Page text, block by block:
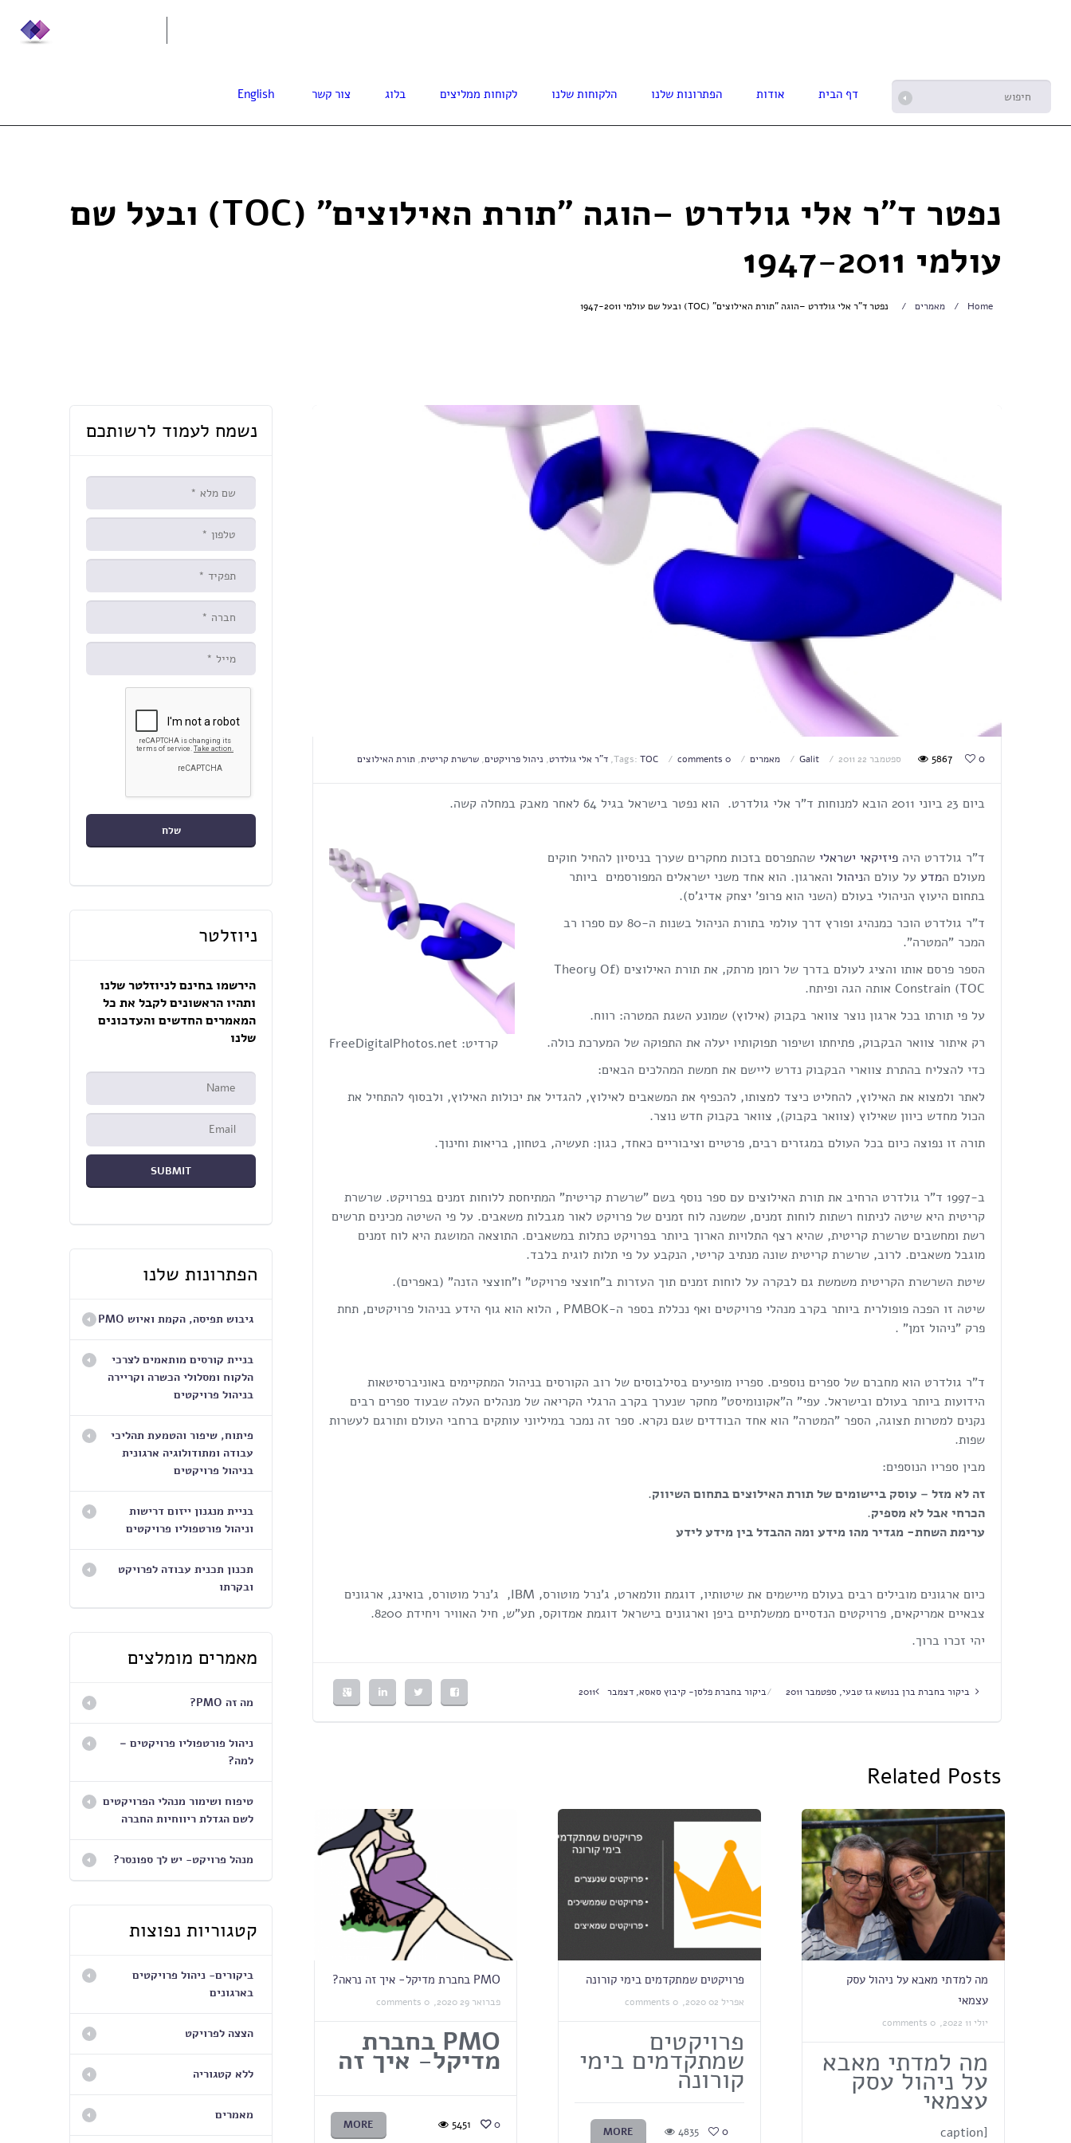
דף הבית אודות הפתרונות שלנו הלקוחות שלנו לקוחות ממליצים בלוג צור קשר English
נפטר ד"ר אלי גולדרט –הוגה "תורת האילוצים" (TOC) ובעל שם
עולמי 1947-2011
Home מאמרים נפטר ד"ר אלי גולדרט –הוגה "תורת האילוצים" (TOC) ובעל שם עולמי 1947-2011
ספטמבר 22 2011 Galit מאמרים 0 comments
Tags: TOC
, ד"ר אלי גולדרט, ניהול פרויקטים, שרשרת קריטית, תורת האילוצים 5867 0
ביום 23 ביוני 2011 הובא למנוחות ד"ר אלי גולדרט. הוא נפטר בישראל בגיל 64 לאחר מאבק במחלה קשה.
קרדיט: FreeDigitalPhotos.net
ד"ר גולדרט היה פיזיקאי ישראלי שהתפרסם בזכות מחקרים שערך בניסיון להחיל חוקים
מעולם המדע על עולם הניהול והארגון. הוא אחד משני ישראלים המפורסמים ביותר
בתחום היעוץ הניהולי בעולם (השני הוא פרופ' יצחק אדיג'ס).
ד"ר גולדרט הוכר כמנהיג ופורץ דרך עולמי בתורת הניהול בשנות ה-80 עם ספרו רב
המכר "המטרה".
הספר פרסם אותו והציג לעולם בדרך של רומן מרתק, את תורת האילוצים (Theory Of
Constrain (TOC אותה הגה ופיתח.
על פי תורתו בכל ארגון נוצר צוואר בקבוק (אילוץ) שמונע השגת המטרה: רווח.
רק איתור צוואר הבקבוק, פתיחתו ושיפור תפוקותיו יעלה את התפוקה של המערכת כולה.
כדי להצליח בהתרת צווארי הבקבוק נדרש ליישם את חמשת המהלכים הבאים:
לאתר ולמצוא את האילוץ, להחליט כיצד למצותו, להכפיף את המשאבים לאילוץ, להגדיל את יכולות האילוץ, ולבסוף להתחיל את
הכול מחדש כיוון שאילוץ (צוואר בקבוק), צוואר בקבוק חדש נוצר.
תורה זו נפוצה כיום בכל העולם במגזרים רבים, פרטיים וציבוריים כאחד, כגון: תעשיה, בטחון, בריאות וחינוך.
ב-1997 ד"ר גולדרט הרחיב את תורת האילוצים עם ספר נוסף בשם "שרשרת קריטית" המתיחסת ללוחות זמנים בפרויקט. שרשרת
קריטית היא שיטה לניתוח רשתות לוחות זמנים, שמשנה לוח זמנים של פרויקט לאור מגבלות משאבים. על פי השיטה מכינים תרשים
רשת ומחשבים שרשרת קריטית, שהיא רצף התלויות הארוך ביותר בפרויקט כתלות במשאבים. התוצאה המושגת היא לוח זמנים
מוגבל משאבים. לרוב, שרשרת קריטית שונה מנתיב קריטי, הנקבע על פי תלות לוגית בלבד.
שיטת השרשרת הקריטית משמשת גם לבקרה על לוחות זמנים תוך העזרות ב"חוצצי פרויקט" ו"חוצצי הזנה" (באפרים).
שיטה זו הפכה פופולרית ביותר בקרב מנהלי פרויקטים ואף נכללת בספר ה-PMBOK , הלוא הוא גוף הידע בניהול פרויקטים, תחת
פרק "ניהול זמן" .
ד"ר גולדרט הוא מחברם של ספרים נוספים. ספריו מופיעים בסילבוסים של רוב הקורסים בניהול המתקיימים באוניברסיטאות
הידועות ביותר בעולם ובישראל. עפי" ה"אקונומיסט" מחקר שנערך בקרב הרגלי הקריאה של מנהלים העלה שבעוד ספרים רבים
נקנים למטרות תצוגה, הספר "המטרה" הוא אחד הבודדים שגם נקרא. ספר זה נמכר במיליוני עותקים ברחבי העולם ותורגם לעשרות
שפות.
מבין ספריו הנוספים:
זה לא מזל – עוסק ביישומים של תורת האילוצים בתחום השיווק.
הכרחי אבל לא מספיק.
ערימת השחת- מגדיר מהו מידע ומה ההבדל בין מידע לידע
כיום ארגונים מובילים רבים בעולם מיישמים את שיטותיו, דוגמת וולמארט, ג'נרל מוטורס, IBM, ג'נרל מוטורס, בואינג, ארגונים
צבאיים אמריקאים, פרויקטים הנדסיים ממשלתיים ביפן וארגונים בישראל דוגמת אמדוקס, תע"ש, חיל האוויר ויחידת 8200.
יהי זכרו ברוך.
ביקור בחברת ברן בנושא גז טבעי, ספטמבר 2011 ביקור בחברת פלסן- קיבוץ סאסא, דצמבר 2011
Related Posts
מה למדתי מאבא על ניהול עסק
עצמאי
יולי 11 2022, 0 comments
מה למדתי מאבא
על ניהול עסק
עצמאי
[caption
פרויקטים שמתקדמים בימי קורונה
אפריל 02 2020, 0 comments
פרויקטים
שמתקדמים בימי
קורונה
MORE 4835 0
PMO בחברת מדיקל- איך זה נראה?
פברואר 29 2020, 0 comments
PMO בחברת
מדיקל- איך זה
MORE 5451 0
נשמח לעמוד לרשותכם
ניוזלטר
הירשמו בחינם לניוזלטר שלנו
ותהיו הראשונים לקבל את כל
המאמרים החדשים והעדכונים
שלנו
הפתרונות שלנו
גיבוש תפיסה, הקמת ואיוש PMO
בניית קורסים מותאמים לצרכי
הלקוח ומסלולי הכשרה וקריירה
בניהול פרויקטים
פיתוח, שיפור והטמעת תהליכי
עבודה ומתודולוגיה ארגונית
בניהול פרויקטים
בניית מנגנון ייזום דרישות
וניהול פורטפוליו פרויקטים
תכנון תכנית עבודה לפרויקט
ובקרתו
מאמרים מומלצים
מה זה PMO?
ניהול פורטפוליו פרויקטים –
למה?
טיפוח ושימור מנהלי הפרויקטים
לשם הגדלת ריווחיות החברה
מנהל פרויקט- יש לך ספונסר?
קטגוריות נפוצות
ביקורים- ניהול פרויקטים
בארגונים
הצצה לפרויקט
ללא קטגוריה
מאמרים